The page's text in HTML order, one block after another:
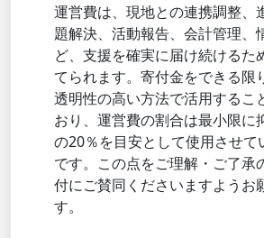
運営費は、現地との連携調整、
題解決、活動報告、会計管理、
ど、支援を確実に届け続けるた
てられます。寄付金をできる限
透明性の高い方法で活用するこ
おり、運営費の割合は最小限に
の20％を目安として使用させて
です。この点をご理解・ご了承
付にご賛同くださいますようお
す。